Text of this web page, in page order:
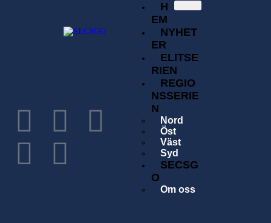
H
EM
NYHET
ER
ELITSE
RIEN
REGIO
NSSERIE
N
Nord
Öst
Väst
Syd
SECSG
O
Om oss